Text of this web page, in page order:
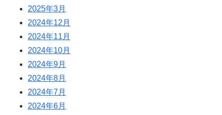
2025年3月
2024年12月
2024年11月
2024年10月
2024年9月
2024年8月
2024年7月
2024年6月